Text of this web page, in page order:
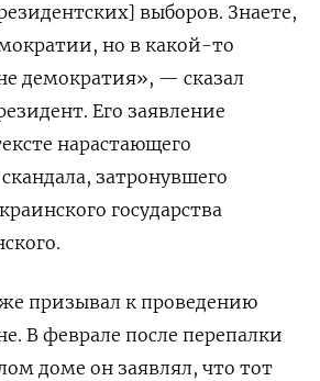
выборов. Знаете,
но в какой-то
демократия», — сказал
Его заявление
нарастающего
затронувшего
государства
призывал к проведению
В феврале после перепалки
доме он заявлял, что тот